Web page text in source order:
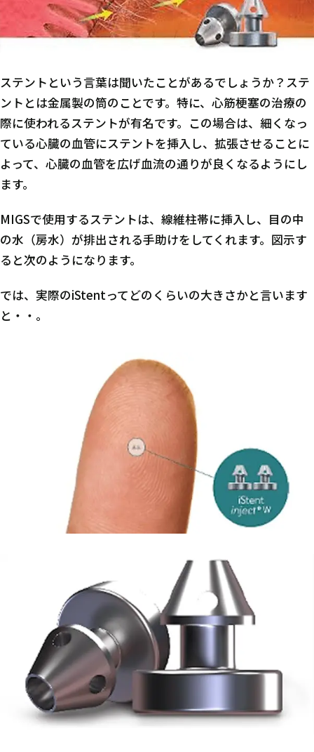
ステントという言葉は聞いたことがあるでしょうか？ステ
ントとは金属製の筒のことです。特に、心筋梗塞の治療の
際に使われるステントが有名です。この場合は、細くなっ
ている心臓の血管にステントを挿入し、拡張させることに
よって、心臓の血管を広げ血流の通りが良くなるようにし
ます。
MIGSで使用するステントは、線維柱帯に挿入し、目の中
の水（房水）が排出される手助けをしてくれます。図示す
ると次のようになります。
では、実際のiStentってどのくらいの大きさかと言います
と・・。